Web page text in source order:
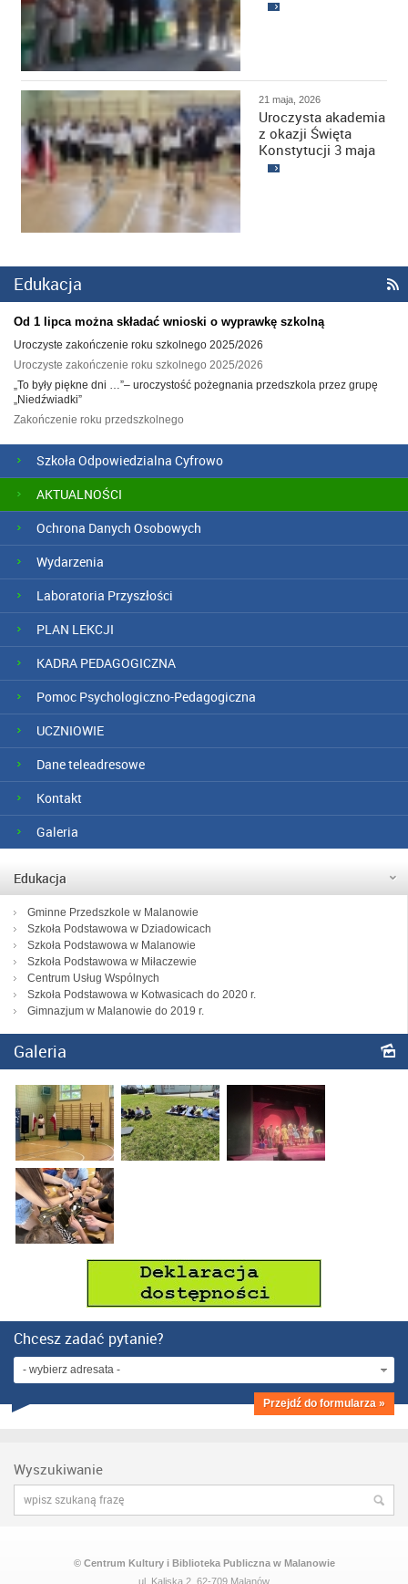
21 maja, 2026
Uroczysta akademia
z okazji Święta
Konstytucji 3 maja

Edukacja
Od 1 lipca można składać wnioski o wyprawkę szkolną
Uroczyste zakończenie roku szkolnego 2025/2026
Uroczyste zakończenie roku szkolnego 2025/2026
„To były piękne dni …”– uroczystość pożegnania przedszkola przez grupę
„Niedźwiadki”
Zakończenie roku przedszkolnego
Szkoła Odpowiedzialna Cyfrowo
AKTUALNOŚCI
Ochrona Danych Osobowych
Wydarzenia
Laboratoria Przyszłości
PLAN LEKCJI
KADRA PEDAGOGICZNA
Pomoc Psychologiczno-Pedagogiczna
UCZNIOWIE
Dane teleadresowe
Kontakt
Galeria
Edukacja
Gminne Przedszkole w Malanowie
Szkoła Podstawowa w Dziadowicach
Szkoła Podstawowa w Malanowie
Szkoła Podstawowa w Miłaczewie
Centrum Usług Wspólnych
Szkoła Podstawowa w Kotwasicach do 2020 r.
Gimnazjum w Malanowie do 2019 r.
Galeria
Chcesz zadać pytanie?
- wybierz adresata -
Przejdź do formularza »
Wyszukiwanie
© Centrum Kultury i Biblioteka Publiczna w Malanowie
ul. Kaliska 2, 62-709 Malanów